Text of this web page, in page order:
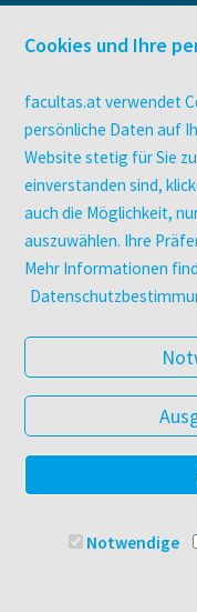
© 2025
Cookies und Ihre
facultas.at verwendet
persönliche Daten auf
Website stetig für Sie
einverstanden sind,
auch die Möglichkeit,
auszuwählen. Ihre
Mehr Informationen
Notwendige